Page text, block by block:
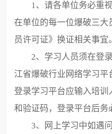
1、请各单位务必重
在单位的每一位爆破三
员许可证》换证相关事宜。
2、学习人员须在登
江省爆破行业网络学习平
登录学习平台应输入培
和验证码，登录平台后务
3、网上学习中如遇